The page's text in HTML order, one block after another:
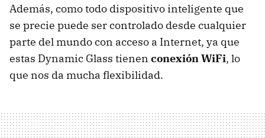
Además, como todo dispositivo inteligente que
se precie puede ser controlado desde cualquier
parte del mundo con acceso a Internet, ya que
estas Dynamic Glass tienen conexión WiFi, lo
que nos da mucha flexibilidad.